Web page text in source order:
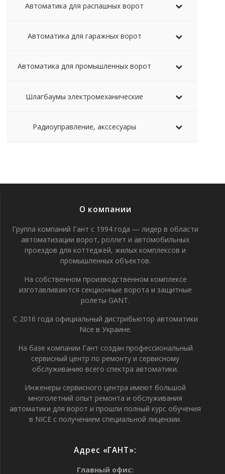
Автоматика для распашных ворот
Автоматика для гаражных ворот
Автоматика для промышленных ворот
Шлагбаумы электромеханические
Радиоуправление, акссесуары
О компании
Группа компаний Гант с 1994 года — лидер в области
автоматизации ворот, роллет и автомобильных
проездов для коттеджей, жилых комплексов и
промышленных объектов.
На собственном производственном комплексе
изготавливаются секционные ворота и защитные
ролеты GANT.
С 2016 года официальный дистрибьютор автоматики
Nice в Украине.
На базе компании Гант создан профессиональный
сервисный центр по ремонту и сервисному
обслуживанию всего спектра автоматики.
Инженеры сервисного центра имеют большой
многолетний опыт ремонта и обслуживания
автоматики для ворот и прошли полный курс обучения
в NICE с получением специальной лицензии.
Адрес «ГАНТ»:
Главный офис: